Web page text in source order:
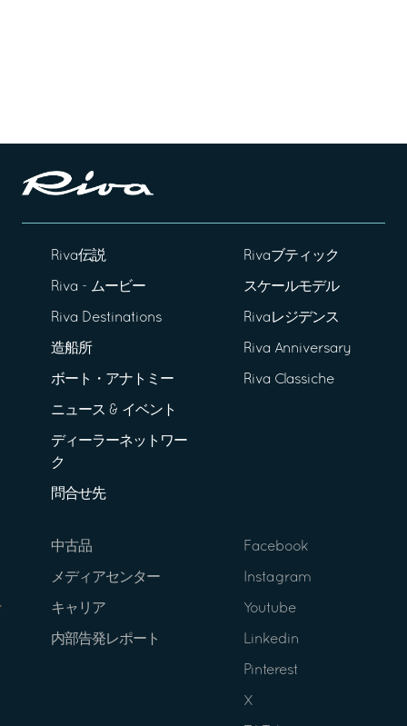
Riva伝説
Riva - ムービー
Riva Destinations
造船所
ボート・アナトミー
ニュース & イベント
ディーラーネットワー
ク
問合せ先
Rivaブティック
スケールモデル
Rivaレジデンス
Riva Anniversary
Riva Classiche
中古品
メディアセンター
キャリア
内部告発レポート
Facebook
Instagram
Youtube
Linkedin
Pinterest
X